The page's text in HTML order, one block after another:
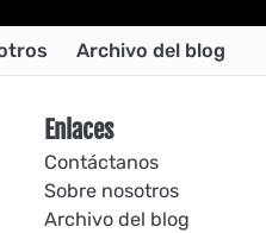
Archivo del blog
Enlaces
Contáctanos
Sobre nosotros
Archivo del blog